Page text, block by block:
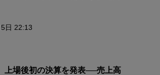
日 22:13
上場後初の決算を発表──売上高